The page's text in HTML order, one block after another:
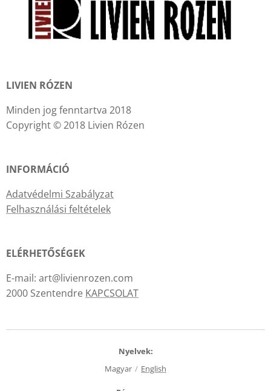
LIVIEN RÓZEN
Minden jog fenntartva 2018
Copyright © 2018 Livien Rózen
INFORMÁCIÓ
Adatvédelmi Szabályzat
Felhasználási feltételek
ELÉRHETŐSÉGEK
E-mail: art@livienrozen.com
2000 Szentendre KAPCSOLAT
Nyelvek
Magyar
English